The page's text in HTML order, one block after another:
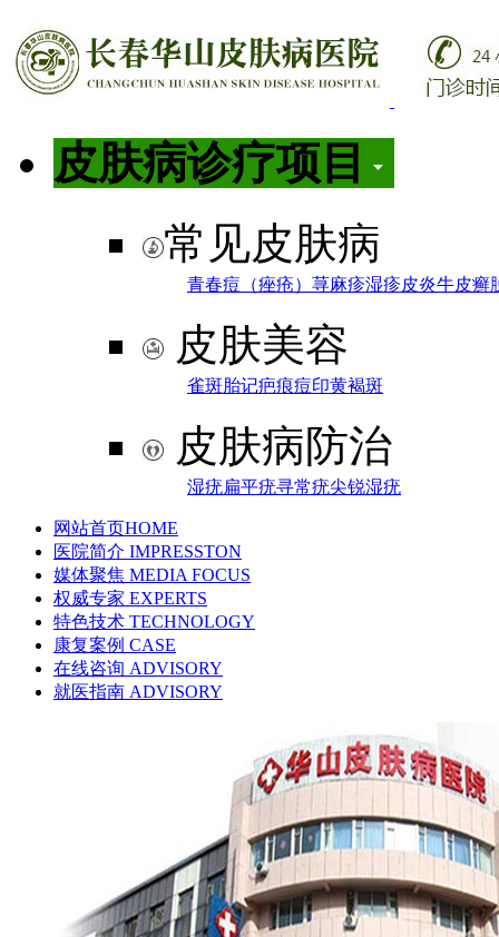
皮肤病诊疗项目
常见皮肤病
青春痘（痤疮） 荨麻疹湿疹皮炎牛皮癣
皮肤美容
雀斑胎记疤痕痘印黄褐斑
皮肤病防治
湿疣扁平疣寻常疣尖锐湿疣
网站首页HOME
医院简介 IMPRESSTON
媒体聚焦 MEDIA FOCUS
权威专家 EXPERTS
特色技术 TECHNOLOGY
康复案例 CASE
在线咨询 ADVISORY
就医指南 ADVISORY